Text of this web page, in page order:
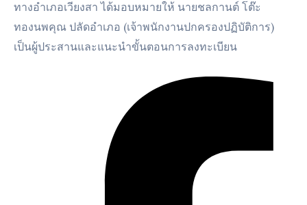
ทางอำเภอเวียงสา ได้มอบหมายให้ นายชลกานต์ โต๊ะ
ทองนพคุณ ปลัดอำเภอ (เจ้าพนักงานปกครองปฏิบัติการ)
เป็นผู้ประสานและแนะนำขั้นตอนการลงทะเบียน